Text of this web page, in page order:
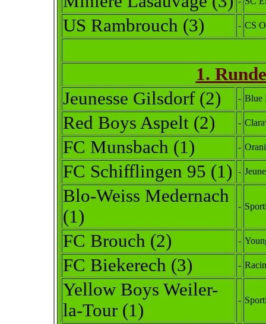
US Rambrouch (3) - CS
1.
Jeunesse Gilsdorf (2)
- Blue
Red Boys Aspelt (2) -
FC Munsbach (1) -
FC Schifflingen 95 (1) -
Blo-Weiss Medernach
(1)
-
FC Brouch (2) -
FC Biekerech (3) -
Yellow Boys Weiler-
la-Tour (1)
-